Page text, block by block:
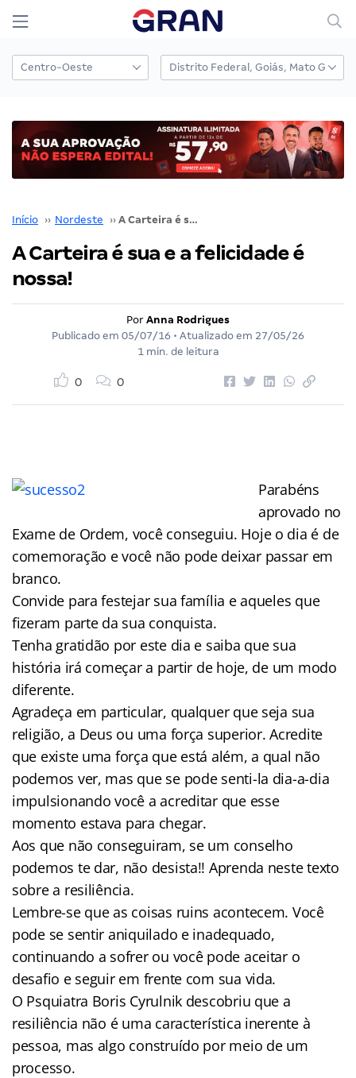
Início ›› Nordeste ›› A Carteira é sua e a felicidade é nossa!
A Carteira é sua e a felicidade é
nossa!
Por Anna Rodrigues
Publicado em 05/07/16 • Atualizado em 27/05/26
1 min. de leitura
0 0
Parabéns
aprovado no
Exame de Ordem, você conseguiu. Hoje o dia é de
comemoração e você não pode deixar passar em
branco.
Convide para festejar sua família e aqueles que
fizeram parte da sua conquista.
Tenha gratidão por este dia e saiba que sua
história irá começar a partir de hoje, de um modo
diferente.
Agradeça em particular, qualquer que seja sua
religião, a Deus ou uma força superior. Acredite
que existe uma força que está além, a qual não
podemos ver, mas que se pode senti-la dia-a-dia
impulsionando você a acreditar que esse
momento estava para chegar.
Aos que não conseguiram, se um conselho
podemos te dar, não desista!! Aprenda neste texto
sobre a resiliência.
Lembre-se que as coisas ruins acontecem. Você
pode se sentir aniquilado e inadequado,
continuando a sofrer ou você pode aceitar o
desafio e seguir em frente com sua vida.
O Psquiatra Boris Cyrulnik descobriu que a
resiliência não é uma característica inerente à
pessoa, mas algo construído por meio de um
processo.